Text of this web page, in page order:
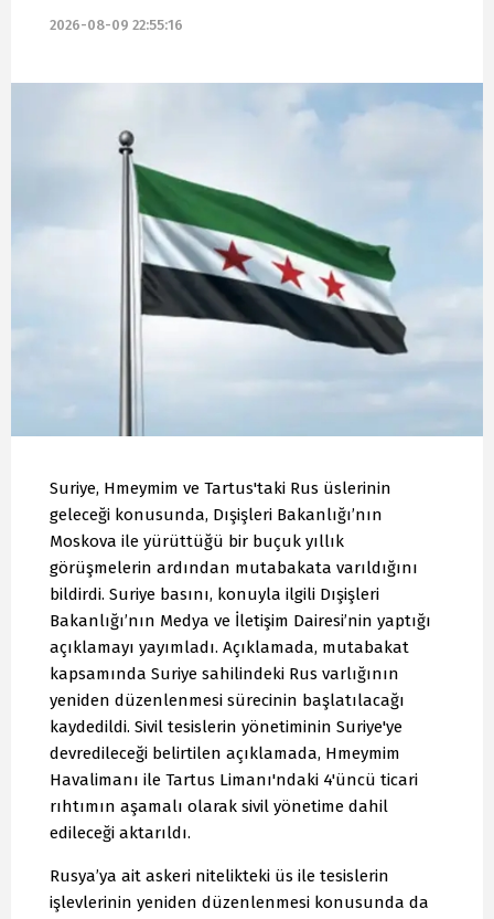
2026-08-09 22:55:16
Suriye, Hmeymim ve Tartus'taki Rus üslerinin
geleceği konusunda, Dışişleri Bakanlığı’nın
Moskova ile yürüttüğü bir buçuk yıllık
görüşmelerin ardından mutabakata varıldığını
bildirdi. Suriye basını, konuyla ilgili Dışişleri
Bakanlığı’nın Medya ve İletişim Dairesi’nin yaptığı
açıklamayı yayımladı. Açıklamada, mutabakat
kapsamında Suriye sahilindeki Rus varlığının
yeniden düzenlenmesi sürecinin başlatılacağı
kaydedildi. Sivil tesislerin yönetiminin Suriye'ye
devredileceği belirtilen açıklamada, Hmeymim
Havalimanı ile Tartus Limanı'ndaki 4'üncü ticari
rıhtımın aşamalı olarak sivil yönetime dahil
edileceği aktarıldı.
Rusya’ya ait askeri nitelikteki üs ile tesislerin
işlevlerinin yeniden düzenlenmesi konusunda da